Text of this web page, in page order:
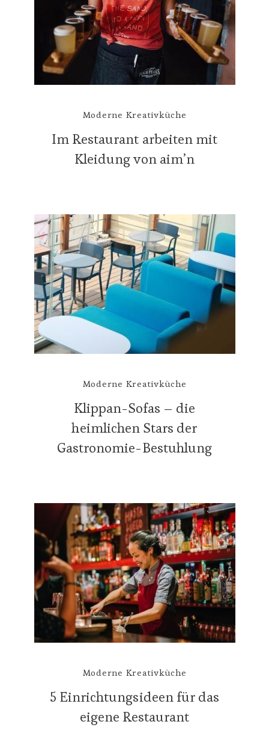
Moderne Kreativküche
Im Restaurant arbeiten mit
Kleidung von aim’n
Moderne Kreativküche
Klippan-Sofas – die
heimlichen Stars der
Gastronomie-Bestuhlung
Moderne Kreativküche
5 Einrichtungsideen für das
eigene Restaurant